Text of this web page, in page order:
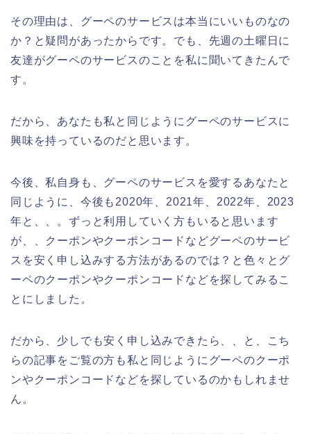
その理由は、グーペのサービスは本当にいいものなの
か？と疑問があったからです。でも、先週の土曜日に
友達がグーペのサービスのことを私に聞いてきたんで
す。
だから、あなたも私と同じようにグーペのサービスに
興味を持っているのだと思います。
今後、私自身も、グーペのサービスを愛するあなたと
同じように、今後も2020年、2021年、2022年、2023
年と、、。ずっと利用していく方もいると思います
が、、クーポンやクーポンコードなどグーペのサービ
スを安く申し込みする方法があるのでは？と色々とグ
ーペのクーポンやクーポンコードなどを探してみるこ
とにしました。
だから、少しでも安く申し込みできたら、、と、こち
らの記事をご覧の方も私と同じようにグーペのクーポ
ンやクーポンコードなどを探しているのかもしれませ
ん。